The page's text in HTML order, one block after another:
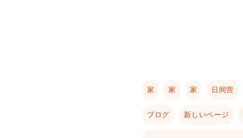
家 家 家 日间营
ブログ 新しいページ